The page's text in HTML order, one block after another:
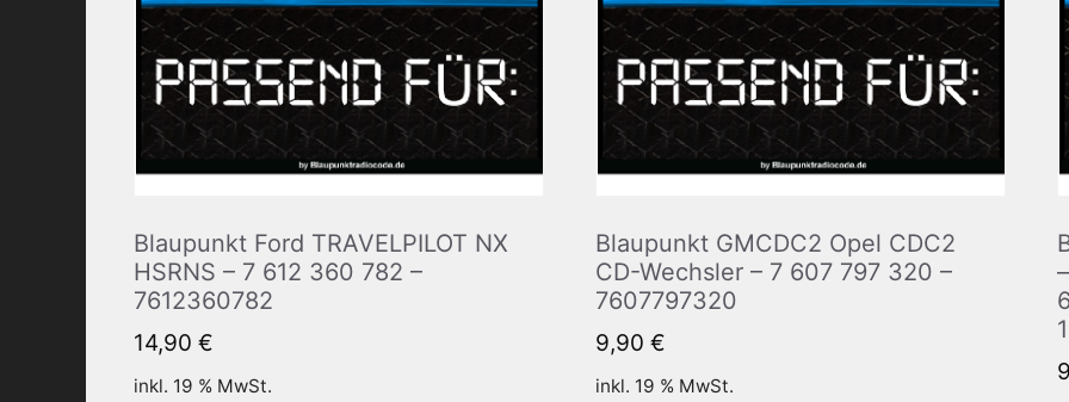
Blaupunkt Ford TRAVELPILOT NX
HSRNS – 7 612 360 782 –
7612360782
14,90 €
inkl. 19 % MwSt.
Blaupunkt GMCDC2 Opel CDC2
CD-Wechsler – 7 607 797 320 –
7607797320
9,90 €
inkl. 19 % MwSt.